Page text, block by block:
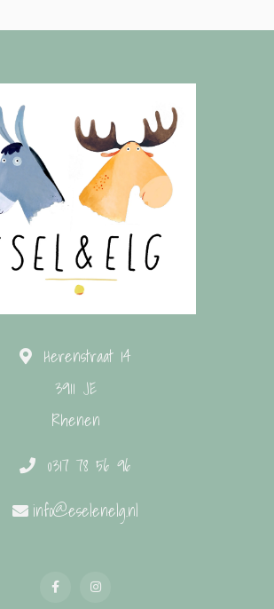
Herenstraat 14
3911 JE
Rhenen
0317 78 56 96
info@eselenelg.nl